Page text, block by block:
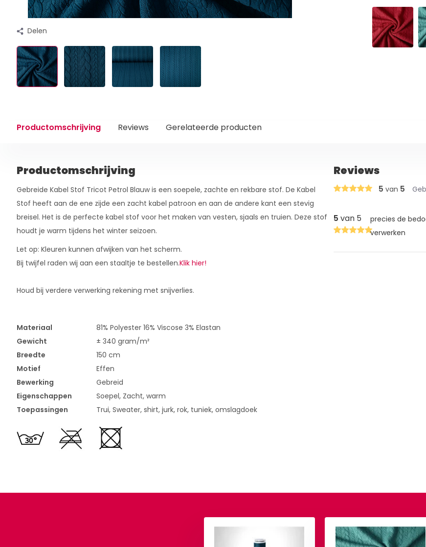
Delen
Productomschrijving Reviews Gerelateerde producten
Productomschrijving
Gebreide Kabel Stof Tricot Petrol Blauw is een soepele, zachte en rekbare stof. De Kabel
Stof heeft aan de ene zijde een zacht kabel patroon en aan de andere kant een stevig
breisel. Het is de perfecte kabel stof voor het maken van vesten, sjaals en truien. Deze stof
houdt je warm tijdens het winter seizoen.
Let op: Kleuren kunnen afwijken van het scherm.
Bij twijfel raden wij aan een staaltje te bestellen.Klik hier!
Houd bij verdere verwerking rekening met snijverlies.
Materiaal
81% Polyester 16% Viscose 3% Elastan
Gewicht
± 340 gram/m²
Breedte
150 cm
Motief
Effen
Bewerking
Gebreid
Eigenschappen
Soepel, Zacht, warm
Toepassingen
Trui, Sweater, shirt, jurk, rok, tuniek, omslagdoek
Reviews
5 van 5
5 van 5
precies de
verwerken